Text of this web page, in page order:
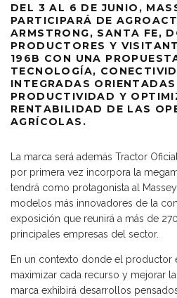
DEL 3 AL 6 DE JUNIO,
PARTICIPARÁ DE
ARMSTRONG, SANTA FE,
PRODUCTORES Y
196B CON UNA
TECNOLOGÍA,
INTEGRADAS
PRODUCTIVIDAD Y
RENTABILIDAD DE LAS
AGRÍCOLAS.
La marca será además Tractor
por primera vez incorpora la
tendrá como protagonista al
modelos más innovadores de la
exposición que reunirá a más de
principales empresas del sector.
En un contexto donde el productor
maximizar cada recurso y mejorar
marca exhibirá desarrollos